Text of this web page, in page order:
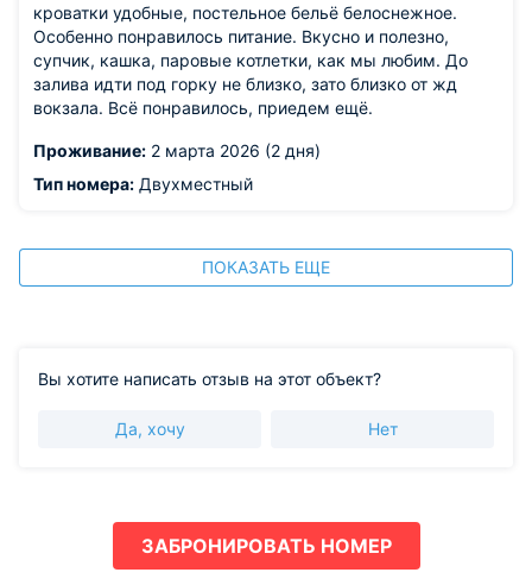
кроватки удобные, постельное бельё белоснежное.
Особенно понравилось питание. Вкусно и полезно,
супчик, кашка, паровые котлетки, как мы любим. До
залива идти под горку не близко, зато близко от жд
вокзала. Всё понравилось, приедем ещё.
Проживание: 2 марта 2026 (2 дня)
Тип номера: Двухместный
ПОКАЗАТЬ ЕЩЕ
Вы хотите написать отзыв на этот объект?
Да, хочу Нет
ЗАБРОНИРОВАТЬ НОМЕР